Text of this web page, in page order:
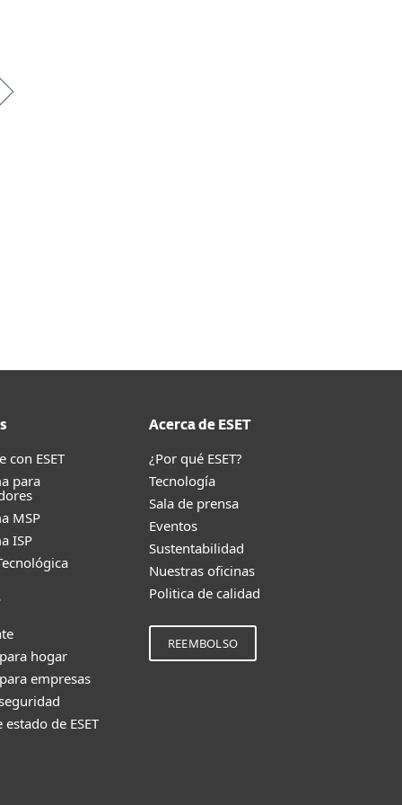
con ESET
para
MSP
ISP
hogar
empresas
de ESET
Acerca de ESET
¿Por qué ESET?
Tecnología
Sala de prensa
Eventos
Sustentabilidad
Nuestras oficinas
Politica de calidad
REEMBOLSO